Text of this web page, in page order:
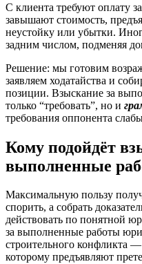
С клиента требуют оплату
завышают стоимость,
неустойку или убытки.
задним числом, подменяя
Решение: мы готовим
заявляем ходатайства и
позиции. Взыскание за
только “требовать”, но и
требования оппонента
Кому подойдёт
выполненные
Максимальную пользу
спорить, а собрать
действовать по понятной
за выполненные работы
строительного конфликта —
которому предъявляют